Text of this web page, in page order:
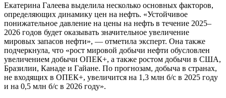
Екатерина Галеева выделила несколько основных факторов,
определяющих динамику цен на нефть. «Устойчивое
понижательное давление на цены на нефть в течение 2025–
2026 годов будет оказывать значительное увеличение
мировых запасов нефти», — отметила эксперт. Она также
подчеркнула, что «рост мировой добычи нефти обусловлен
увеличением добычи ОПЕК+, а также ростом добычи в США,
Бразилии, Канаде и Гайане. По прогнозам, добыча в странах,
не входящих в ОПЕК+, увеличится на 1,3 млн б/с в 2025 году
и на 0,5 млн б/с в 2026 году».